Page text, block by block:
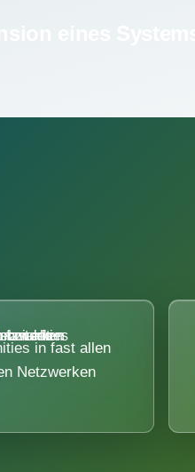
in fast allen
Netzwerken